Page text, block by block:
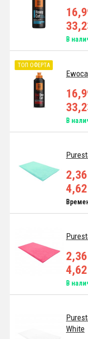
В
ТОП ОФЕРТА
В
2,36
2,36
В
White